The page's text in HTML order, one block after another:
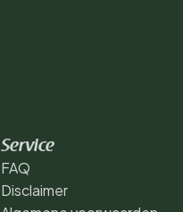
Service
FAQ
Disclaimer